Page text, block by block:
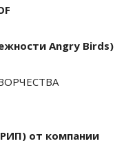
Angry Birds)
от компании